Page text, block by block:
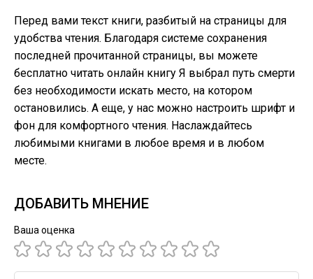
Перед вами текст книги, разбитый на страницы для
удобства чтения. Благодаря системе сохранения
последней прочитанной страницы, вы можете
бесплатно читать онлайн книгу Я выбрал путь смерти
без необходимости искать место, на котором
остановились. А еще, у нас можно настроить шрифт и
фон для комфортного чтения. Наслаждайтесь
любимыми книгами в любое время и в любом
месте.
ДОБАВИТЬ МНЕНИЕ
Ваша оценка